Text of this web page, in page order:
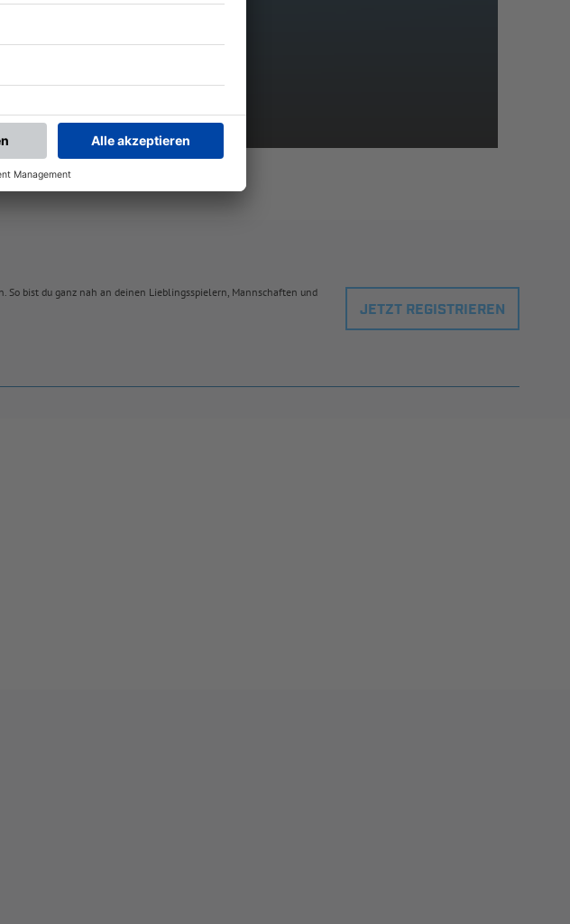
KANAL!
So bist du ganz nah an deinen Lieblingsspielern, Mannschaften und
JETZT REGISTRIEREN